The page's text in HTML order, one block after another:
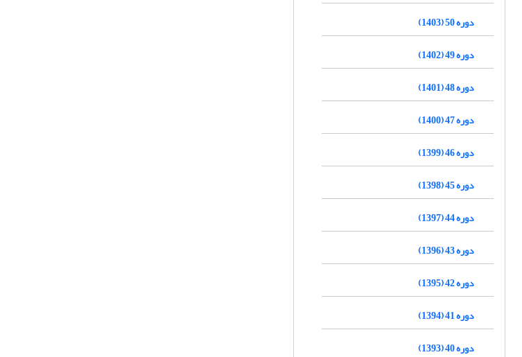
دوره 50 (1403)
دوره 49 (1402)
دوره 48 (1401)
دوره 47 (1400)
دوره 46 (1399)
دوره 45 (1398)
دوره 44 (1397)
دوره 43 (1396)
دوره 42 (1395)
دوره 41 (1394)
دوره 40 (1393)